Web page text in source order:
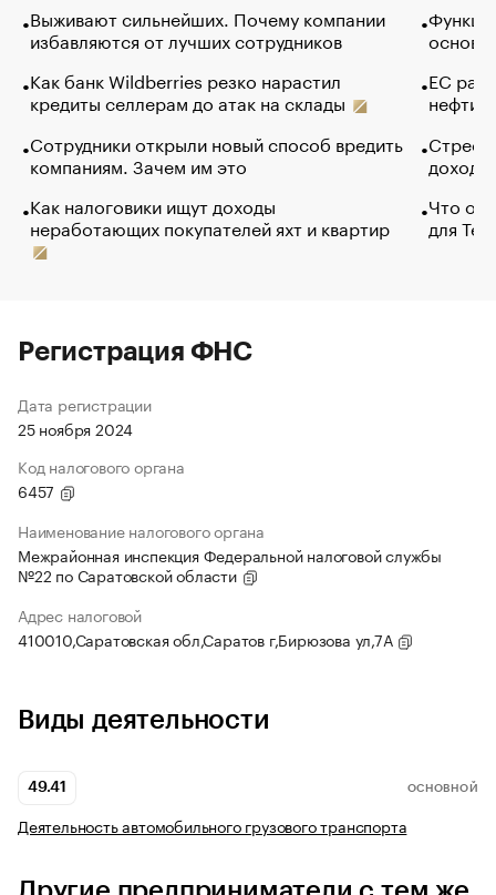
Выживают сильнейших. Почему компании
избавляются от лучших сотрудников
Как банк Wildberries резко нарастил
кредиты селлерам до атак на склады
Сотрудники открыли новый способ вредить
компаниям. Зачем им это
Как налоговики ищут доходы
неработающих покупателей яхт и квартир
основ
ЕС
нефти
Что
для
Регистрация ФНС
Дата регистрации
25 ноября 2024
Код налогового органа
6457
Наименование налогового органа
Межрайонная инспекция Федеральной налоговой службы
№22 по Саратовской области
Адрес налоговой
410010,Саратовская обл,Саратов г,Бирюзова ул,7А
Виды деятельности
49.41 ОСНОВНОЙ
Деятельность автомобильного грузового транспорта